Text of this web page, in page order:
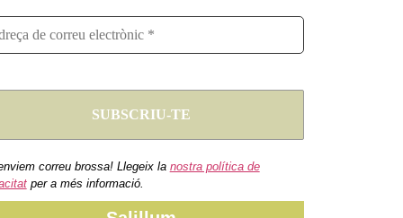
correu brossa! Llegeix la nostra política de
per a més informació.